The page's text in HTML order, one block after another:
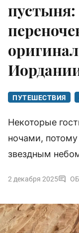
пустыня:
ПУТЕШЕСТВИЯ
Некоторые
ночами, потому
звездным
2 декабря 2025